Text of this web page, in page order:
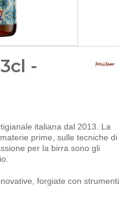
-
italiana dal 2013. La
prime, sulle tecniche di
per la birra sono gli
forgiate con strumenti